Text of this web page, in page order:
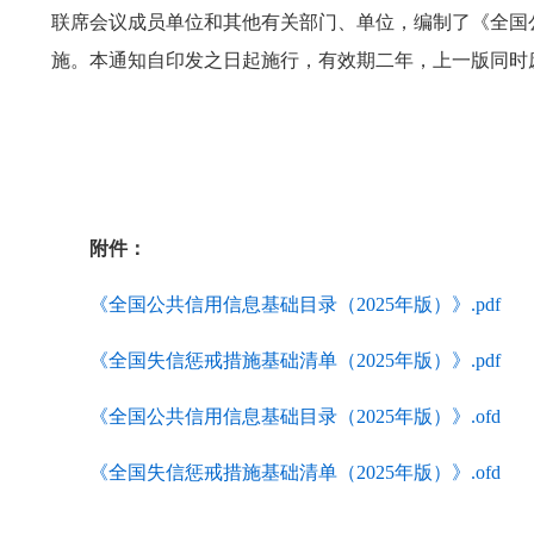
联席会议成员单位和其他有关部门、单位，编制了《全
施。本通知自印发之日起施行，有效期二年，上一版同时
附件：
《全国公共信用信息基础目录（2025年版）》.pdf
《全国失信惩戒措施基础清单（2025年版）》.pdf
《全国公共信用信息基础目录（2025年版）》.ofd
《全国失信惩戒措施基础清单（2025年版）》.ofd